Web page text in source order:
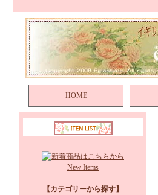
HOME
New Items
【カテゴリーから探す】